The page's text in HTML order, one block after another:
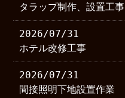
タラップ制作、設置工事
2026/07/31
ホテル改修工事
2026/07/31
間接照明下地設置作業